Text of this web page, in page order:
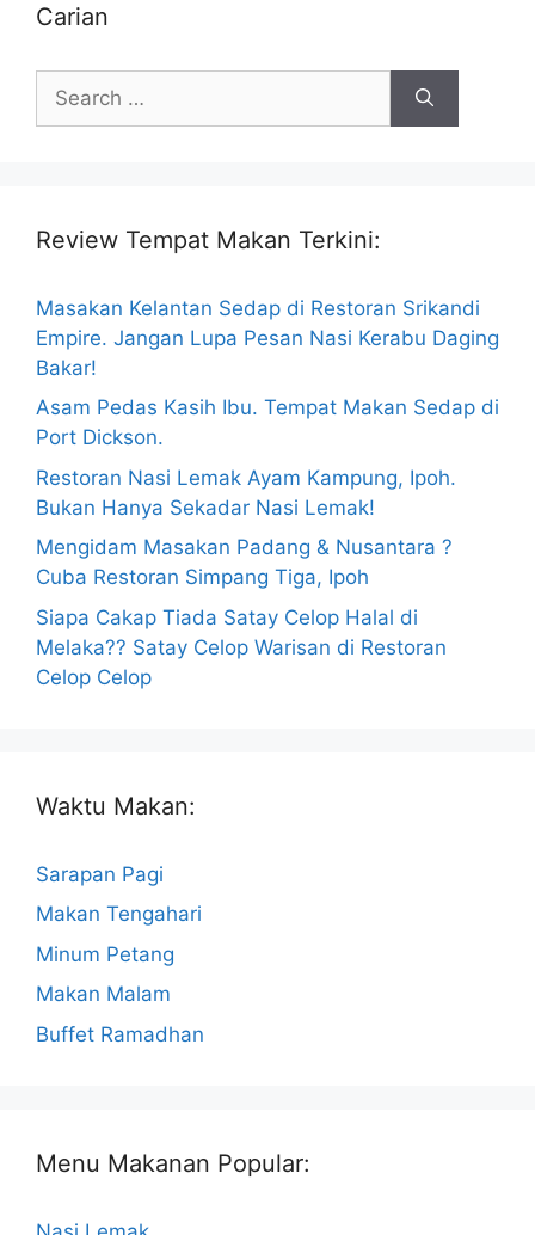
Carian
for:
Review Tempat Makan Terkini:
Masakan Kelantan Sedap di Restoran Srikandi
Empire. Jangan Lupa Pesan Nasi Kerabu Daging
Bakar!
Asam Pedas Kasih Ibu. Tempat Makan Sedap di
Port Dickson.
Restoran Nasi Lemak Ayam Kampung, Ipoh.
Bukan Hanya Sekadar Nasi Lemak!
Mengidam Masakan Padang & Nusantara ?
Cuba Restoran Simpang Tiga, Ipoh
Siapa Cakap Tiada Satay Celop Halal di
Melaka?? Satay Celop Warisan di Restoran
Celop Celop
Waktu Makan:
Sarapan Pagi
Makan Tengahari
Minum Petang
Makan Malam
Buffet Ramadhan
Menu Makanan Popular: